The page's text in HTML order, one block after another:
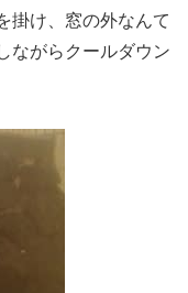
掛け、窓の外なんて
ながらクールダウン